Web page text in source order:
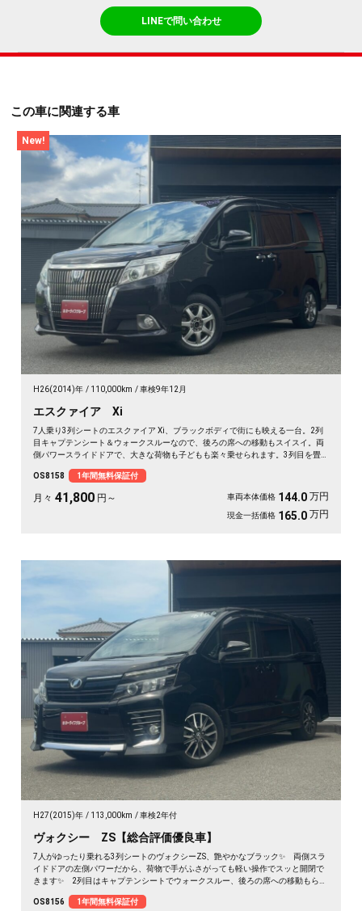
LINEで問い合わせ
この車に関連する車
New!
H26(2014)年 110,000km 車検9年12月
エスクァイア Xi
7人乗り3列シートのエスクァイア Xi、ブラックボディで街にも映える一台。2列
目キャプテンシート＆ウォークスルーなので、後ろの席への移動もスイスイ。両
側パワースライドドアで、大きな荷物も子どもも楽々乗せられます。3列目を畳
ンETCで週末の遠出も快適そのもの。仲間との旅行にも送迎にも頼れる相棒です
🚗✨💺🙌。安心の《1年保証付》でお渡しします😊
OS8158 1年間無料保証付
月々 41,800 円～ 車両本体価格 144.0 万円
現金一括価格 165.0 万円
H27(2015)年 113,000km 車検2年付
ヴォクシー ZS【総合評価優良車】
7人がゆったり乗れる3列シートのヴォクシーZS、艶やかなブラック✨ 両側スラ
イドドアの左側パワーだから、荷物で手がふさがっても軽い操作でスッと開閉で
きます✨ 2列目はキャプテンシートでウォークスルー、後ろの席への移動もらく
も、仕事道具の積み込みも、この一台で快適にこなせます🎵 細部まで丁寧に手
OS8156 1年間無料保証付